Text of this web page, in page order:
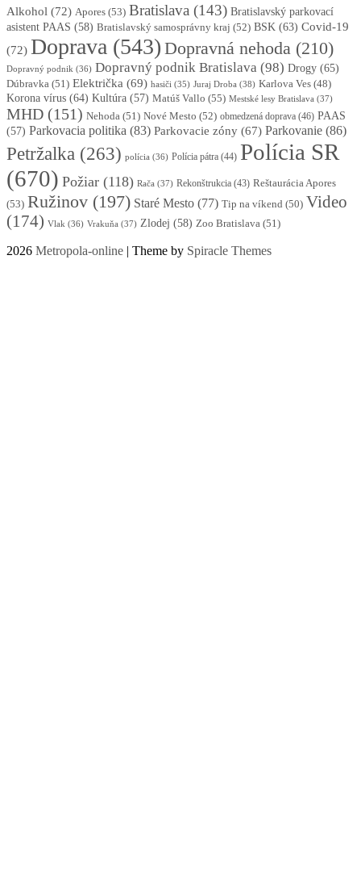
Alkohol (72) Apores (53) Bratislava (143) Bratislavský parkovací
asistent PAAS (58) Bratislavský samosprávny kraj (52) BSK (63) Covid-19
(72) Doprava (543) Dopravná nehoda (210)
Dopravný podnik (36) Dopravný podnik Bratislava (98) Drogy (65)
Dúbravka (51) Električka (69) hasiči (35) Juraj Droba (38) Karlova Ves (48)
Korona vírus (64) Kultúra (57) Matúš Vallo (55) Mestské lesy Bratislava (37)
MHD (151) Nehoda (51) Nové Mesto (52) obmedzená doprava (46) PAAS
(57) Parkovacia politika (83) Parkovacie zóny (67) Parkovanie (86)
Petržalka (263) polícia (36) Polícia pátra (44) Polícia SR
(670) Požiar (118) Rača (37) Rekonštrukcia (43) Reštaurácia Apores
(53) Ružinov (197) Staré Mesto (77) Tip na víkend (50) Video
(174) Vlak (36) Vrakuňa (37) Zlodej (58) Zoo Bratislava (51)
2026 Metropola-online | Theme by Spiracle Themes